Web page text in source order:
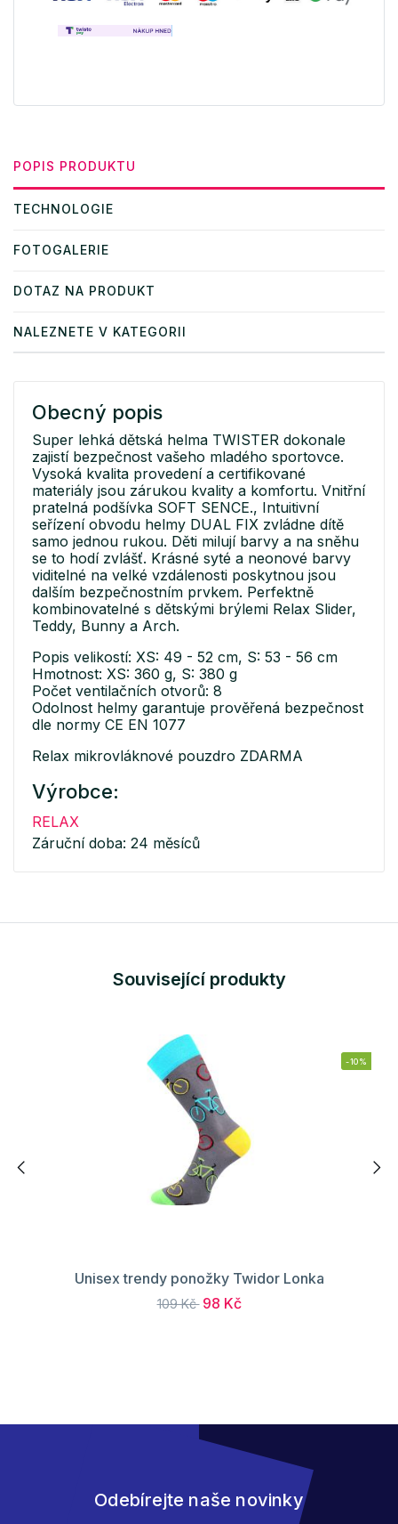
POPIS PRODUKTU
TECHNOLOGIE
FOTOGALERIE
DOTAZ NA PRODUKT
NALEZNETE V KATEGORII
Obecný popis
Super lehká dětská helma TWISTER dokonale
zajistí bezpečnost vašeho mladého sportovce.
Vysoká kvalita provedení a certifikované
materiály jsou zárukou kvality a komfortu. Vnitřní
pratelná podšívka SOFT SENCE., Intuitivní
seřízení obvodu helmy DUAL FIX zvládne dítě
samo jednou rukou. Děti milují barvy a na sněhu
se to hodí zvlášť. Krásné syté a neonové barvy
viditelné na velké vzdálenosti poskytnou jsou
dalším bezpečnostním prvkem. Perfektně
kombinovatelné s dětskými brýlemi Relax Slider,
Teddy, Bunny a Arch.
Popis velikostí: XS: 49 - 52 cm, S: 53 - 56 cm
Hmotnost: XS: 360 g, S: 380 g
Počet ventilačních otvorů: 8
Odolnost helmy garantuje prověřená bezpečnost
dle normy CE EN 1077
Relax mikrovláknové pouzdro ZDARMA
Výrobce:
RELAX
Záruční doba: 24 měsíců
Související produkty
-10%
Unisex trendy ponožky Twidor Lonka
109 Kč 98 Kč
Odebírejte naše novinky